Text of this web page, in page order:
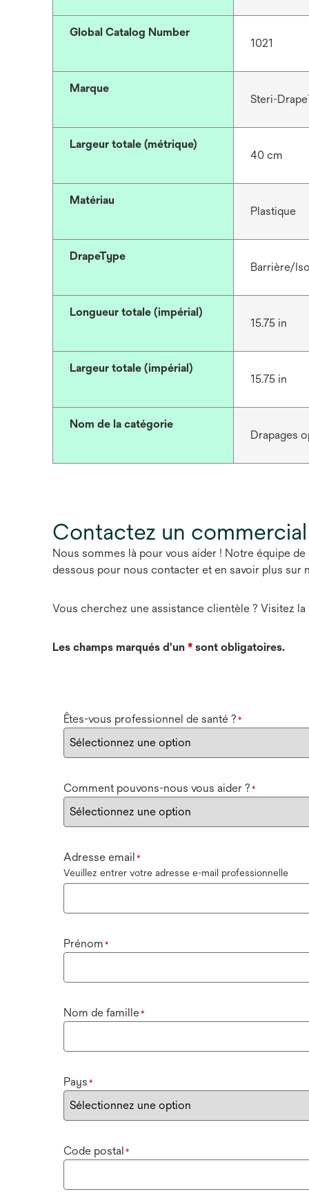
Global Catalog Number
1021
Marque
Steri-
Largeur totale (métrique)
40 cm
Matériau
Plastique
DrapeType
Barrière/
Longueur totale (impérial)
15.75 in
Largeur totale (impérial)
15.75 in
Nom de la catégorie
Drapages
Contactez un
Nous sommes là pour vous aider ! Notre équipe
dessous pour nous contacter et en savoir plus sur
Vous cherchez une assistance clientèle ? Visitez la
Les champs marqués d'un * sont obligatoires.
Êtes-vous professionnel de santé ? *
Comment pouvons-nous vous aider ? *
Adresse email *
Veuillez entrer votre adresse e-mail professionnelle
Prénom *
Nom de famille*
Pays *
Code postal *